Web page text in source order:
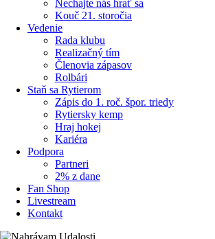
Nechajte nás hrať sa
Kouč 21. storočia
Vedenie
Rada klubu
Realizačný tím
Členovia zápasov
Rolbári
Staň sa Rytierom
Zápis do 1. roč. špor. triedy
Rytiersky kemp
Hraj hokej
Kariéra
Podpora
Partneri
2% z dane
Fan Shop
Livestream
Kontakt